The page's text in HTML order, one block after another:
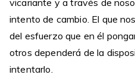
vicariante y a través de
intento de cambio. El que
del esfuerzo que en él
otros dependerá de la
intentarlo.